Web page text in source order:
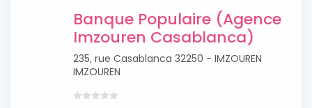
Banque Populaire (Agence
Imzouren Casablanca)
235, rue Casablanca 32250 - IMZOUREN
IMZOUREN